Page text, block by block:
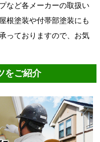
など各メーカーの取扱い
根塗装や付帯部塗装にも
っておりますので、お気
をご紹介